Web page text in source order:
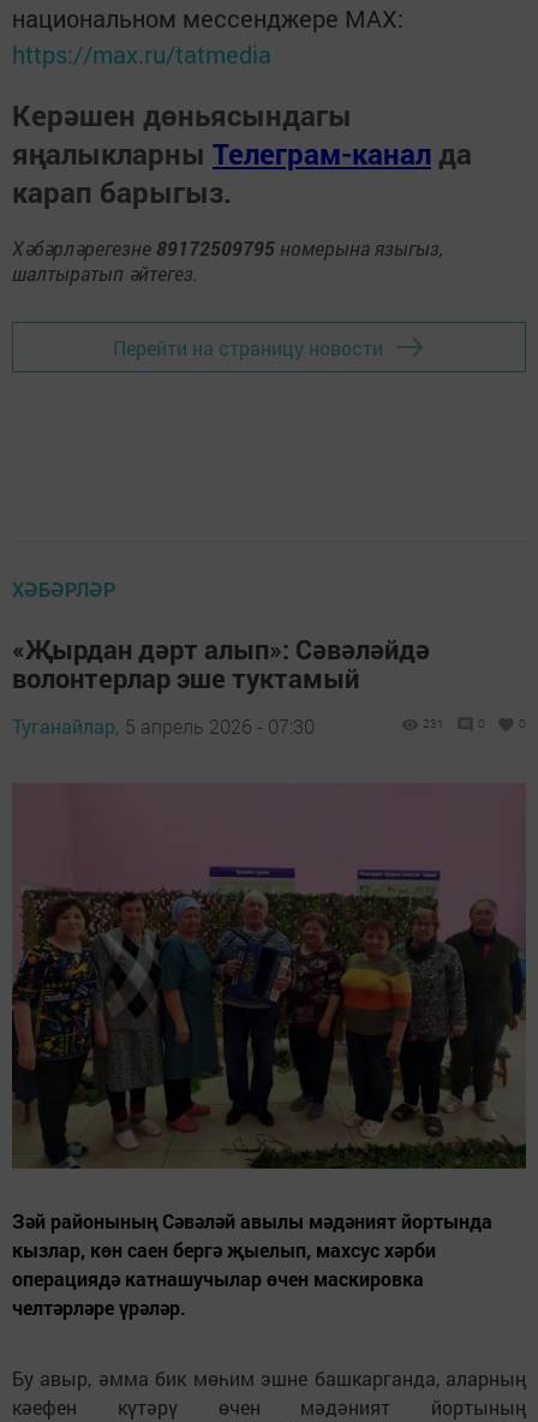
национальном мессенджере MАХ:
https://max.ru/tatmedia
Керәшен дөньясындагы
яңалыкларны Телеграм-канал да
карап барыгыз.
Хәбәрләрегезне 89172509795 номерына языгыз,
шалтыратып әйтегез.
Перейти на страницу новости
ХӘБӘРЛӘР
«Җырдан дәрт алып»: Сәвәләйдә
волонтерлар эше туктамый
Туганайлар, 5 апрель 2026 - 07:30 231 0 0
Зәй районының Сәвәләй авылы мәдәният йортында
кызлар, көн саен бергә җыелып, махсус хәрби
операциядә катнашучылар өчен маскировка
челтәрләре үрәләр.
Бу авыр, әмма бик мөһим эшне башкарганда, аларның
кәефен күтәрү өчен мәдәният йортының